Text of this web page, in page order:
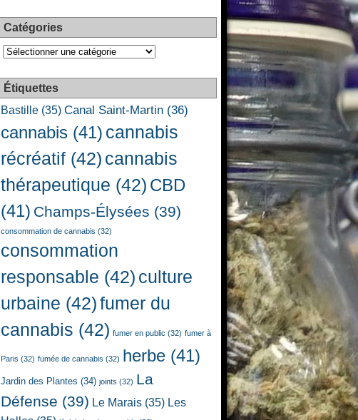
Catégories
Catégories
Étiquettes
Bastille (35) Canal Saint-Martin (36)
cannabis (41) cannabis
récréatif (42) cannabis
thérapeutique (42) CBD
(41) Champs-Élysées (39)
consommation de cannabis (32)
consommation
responsable (42) culture
urbaine (42)fumer du
cannabis (42) fumer en public (32) fumer à
Paris (32) fumée de cannabis (32) herbe (41)
Jardin des Plantes (34) joints (32) La
Défense (39) Le Marais (35) Les